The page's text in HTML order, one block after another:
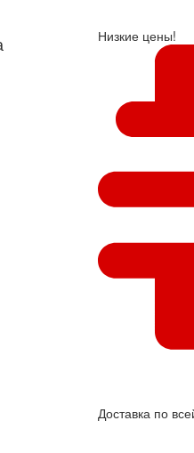
Низкие цены!
Доставка по